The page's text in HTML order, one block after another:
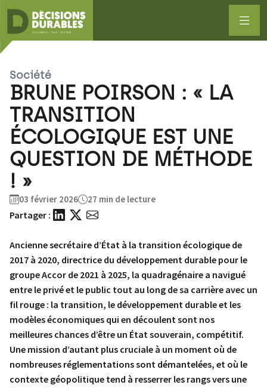
Société
BRUNE POIRSON : « LA
TRANSITION
ÉCOLOGIQUE EST UNE
QUESTION DE MÉTHODE
! »
03 février 2026 27 min de lecture
Partager :
Ancienne secrétaire d’État à la transition écologique de
2017 à 2020, directrice du développement durable pour le
groupe Accor de 2021 à 2025, la quadragénaire a navigué
entre le privé et le public tout au long de sa carrière avec un
fil rouge : la transition, le développement durable et les
modèles économiques qui en découlent sont nos
meilleures chances d’être un État souverain, compétitif.
Une mission d’autant plus cruciale à un moment où de
nombreuses réglementations sont démantelées, et où le
contexte géopolitique tend à resserrer les rangs vers une